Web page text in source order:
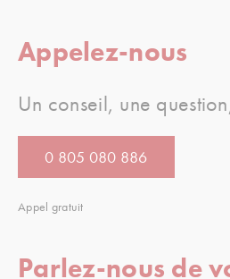
Appelez-nous
Un conseil, une
0 805 080 886
Appel gratuit
Parlez-nous de